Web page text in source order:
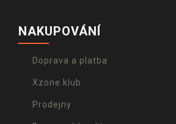
NAKUPOVÁNÍ
Doprava a platba
Xzone klub
Prodejny